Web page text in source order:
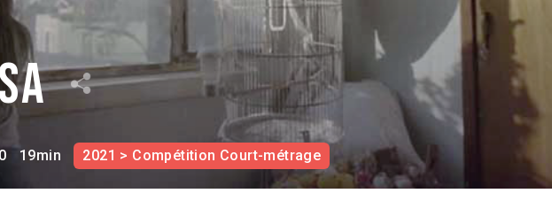
19min 2021 > Compétition Court-métrage